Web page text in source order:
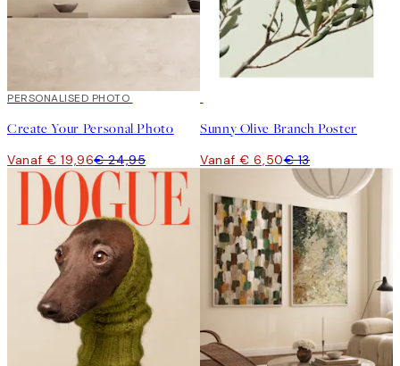
20%*Creëer zelf kunst
PERSONALISED PHOTO
Create Your Personal Photo
Vanaf € 19,96€ 24,95
Sunny Olive Branch Poster
Vanaf € 6,50€ 13